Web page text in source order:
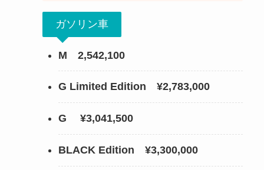
ガソリン車
M 2,542,100
G Limited Edition ¥2,783,000
G ¥3,041,500
BLACK Edition ¥3,300,000